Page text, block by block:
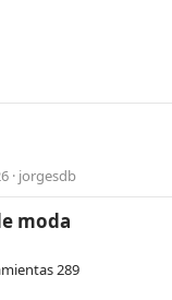
jorgesdb
moda
289